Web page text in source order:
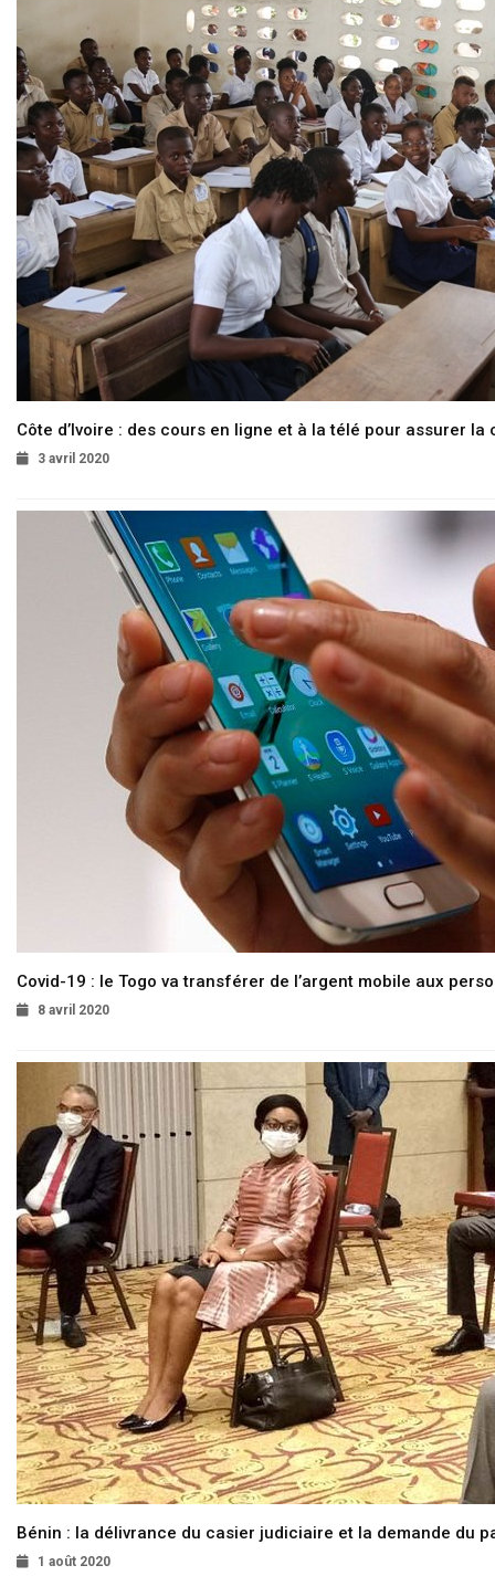
Côte d’Ivoire : des cours en ligne et à la télé pour assurer la
3 avril 2020
Covid-19 : le Togo va transférer de l’argent mobile aux
8 avril 2020
Bénin : la délivrance du casier judiciaire et la demande du
1 août 2020